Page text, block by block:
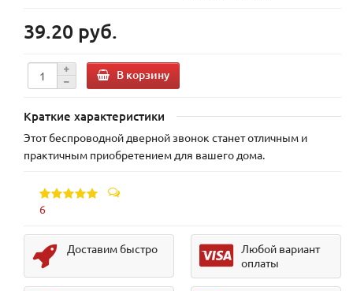
39.20 руб.
В корзину
Краткие характеристики
Этот беспроводной дверной звонок станет отличным и
практичным приобретением для вашего дома.
6
Доставим быстро
Любой вариант
оплаты